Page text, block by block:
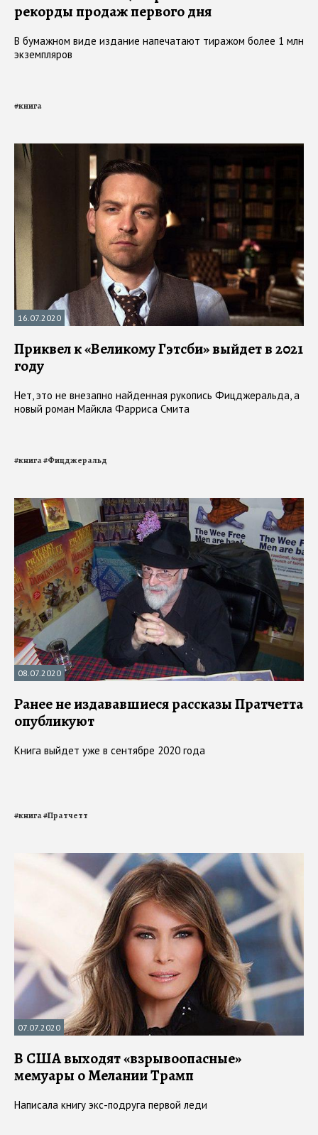
рекорды продаж первого дня
В бумажном виде издание напечатают тиражом более 1 млн
экземпляров
#книга
16.07.2020
Приквел к «Великому Гэтсби» выйдет в 2021
году
Нет, это не внезапно найденная рукопись Фицджеральда, а
новый роман Майкла Фарриса Смита
#книга#Фицджеральд
08.07.2020
Ранее не издававшиеся рассказы Пратчетта
опубликуют
Книга выйдет уже в сентябре 2020 года
#книга#Пратчетт
07.07.2020
В США выходят «взрывоопасные»
мемуары о Мелании Трамп
Написала книгу экс-подруга первой леди